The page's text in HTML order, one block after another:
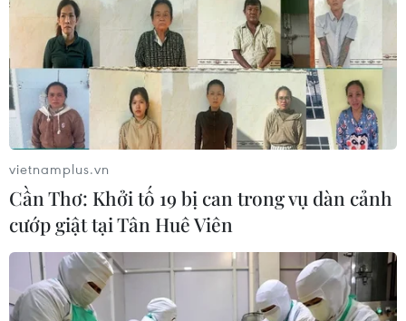
vietnamplus.vn
Cần Thơ: Khởi tố 19 bị can trong vụ dàn cảnh
cướp giật tại Tân Huê Viên